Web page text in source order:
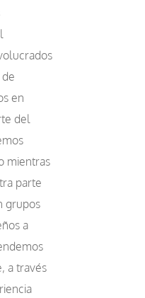
en
del
mientras
parte
grupos
a
a través